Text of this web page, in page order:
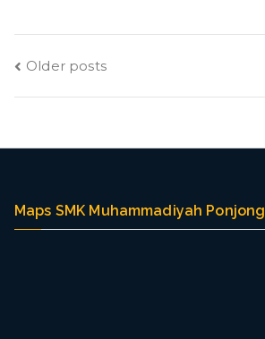
Posts
navigation
Older posts
Maps SMK Muhammadiyah Ponjong